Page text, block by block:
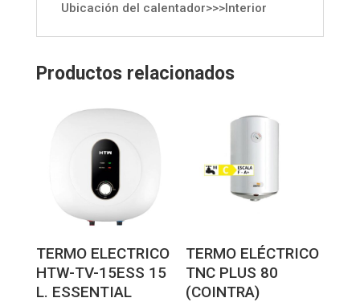
Ubicación del calentador>>>Interior
Productos relacionados
TERMO ELECTRICO
HTW-TV-15ESS 15
L. ESSENTIAL
TERMO ELÉCTRICO
TNC PLUS 80
(COINTRA)